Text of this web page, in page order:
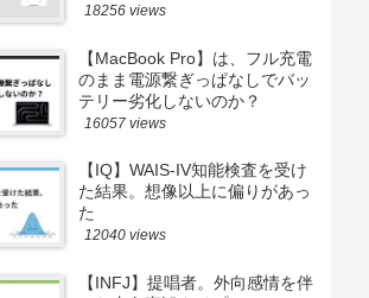
18256 views
【MacBook Pro】は、フル充電
のまま電源繋ぎっぱなしでバッ
テリー劣化しないのか？
16057 views
【IQ】WAIS-IV知能検査を受け
た結果。想像以上に偏りがあっ
た
12040 views
【INFJ】提唱者。外向感情を伴